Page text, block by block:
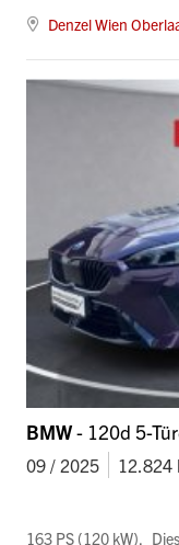
Denzel Wien
BMW- 120d 5-
09 / 2025 12.824
163 PS (120 kW)